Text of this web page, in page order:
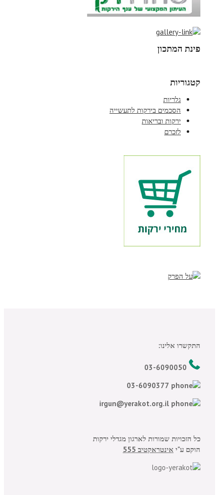
פינת המתכון
קטגוריות
גלריות
הסכמים בירקות לתעשייה
ירקות ובריאות
לזכרם
התקשרו אלינו:
כל הזכויות שמורות לארגון מגדלי ירקות
הוקם ע"י אינטראקטיב 555